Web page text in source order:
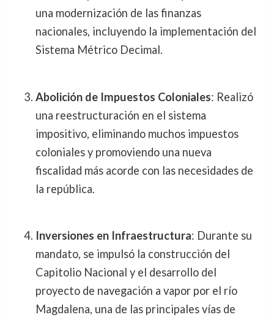
una modernización de las finanzas
nacionales, incluyendo la implementación del
Sistema Métrico Decimal.
Abolición de Impuestos Coloniales: Realizó
una reestructuración en el sistema
impositivo, eliminando muchos impuestos
coloniales y promoviendo una nueva
fiscalidad más acorde con las necesidades de
la república.
Inversiones en Infraestructura: Durante su
mandato, se impulsó la construcción del
Capitolio Nacional y el desarrollo del
proyecto de navegación a vapor por el río
Magdalena, una de las principales vías de